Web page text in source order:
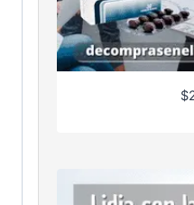
$